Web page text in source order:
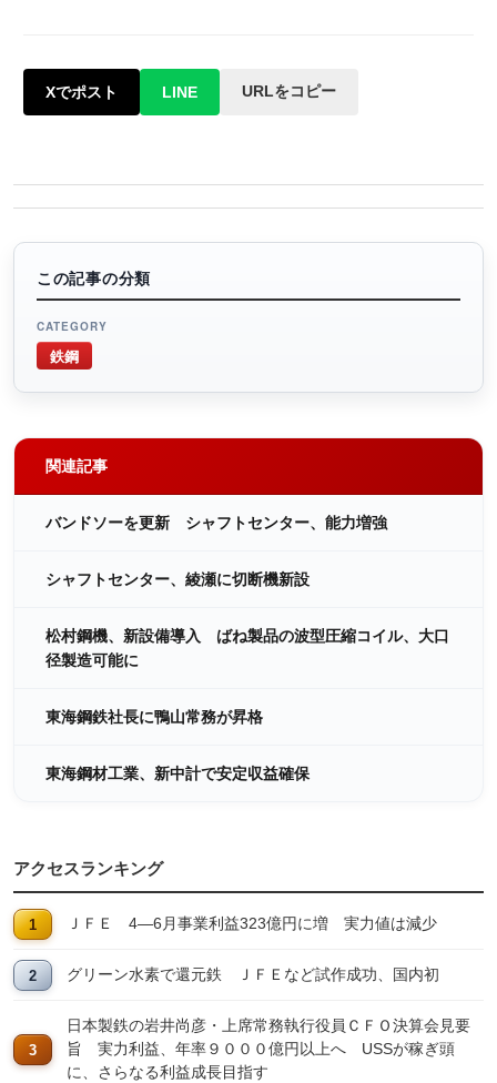
Xでポスト LINE URLをコピー
この記事の分類
CATEGORY
鉄鋼
関連記事
バンドソーを更新 シャフトセンター、能力増強
シャフトセンター、綾瀬に切断機新設
松村鋼機、新設備導入 ばね製品の波型圧縮コイル、大口
径製造可能に
東海鋼鉄社長に鴨山常務が昇格
東海鋼材工業、新中計で安定収益確保
アクセスランキング
ＪＦＥ 4―6月事業利益323億円に増 実力値は減少
グリーン水素で還元鉄 ＪＦＥなど試作成功、国内初
日本製鉄の岩井尚彦・上席常務執行役員ＣＦＯ決算会見要
旨 実力利益、年率９０００億円以上へ USSが稼ぎ頭
に、さらなる利益成長目指す